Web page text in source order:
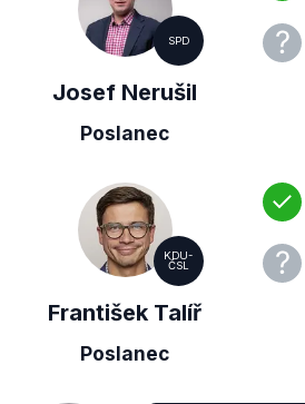
SPD
Josef Nerušil
Poslanec
KDU-
ČSL
František Talíř
Poslanec